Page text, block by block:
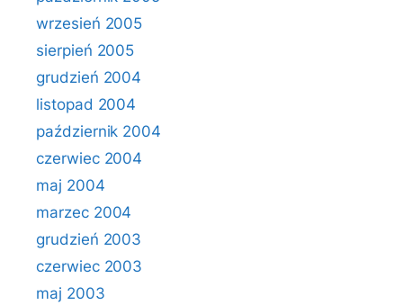
wrzesień 2005
sierpień 2005
grudzień 2004
listopad 2004
październik 2004
czerwiec 2004
maj 2004
marzec 2004
grudzień 2003
czerwiec 2003
maj 2003